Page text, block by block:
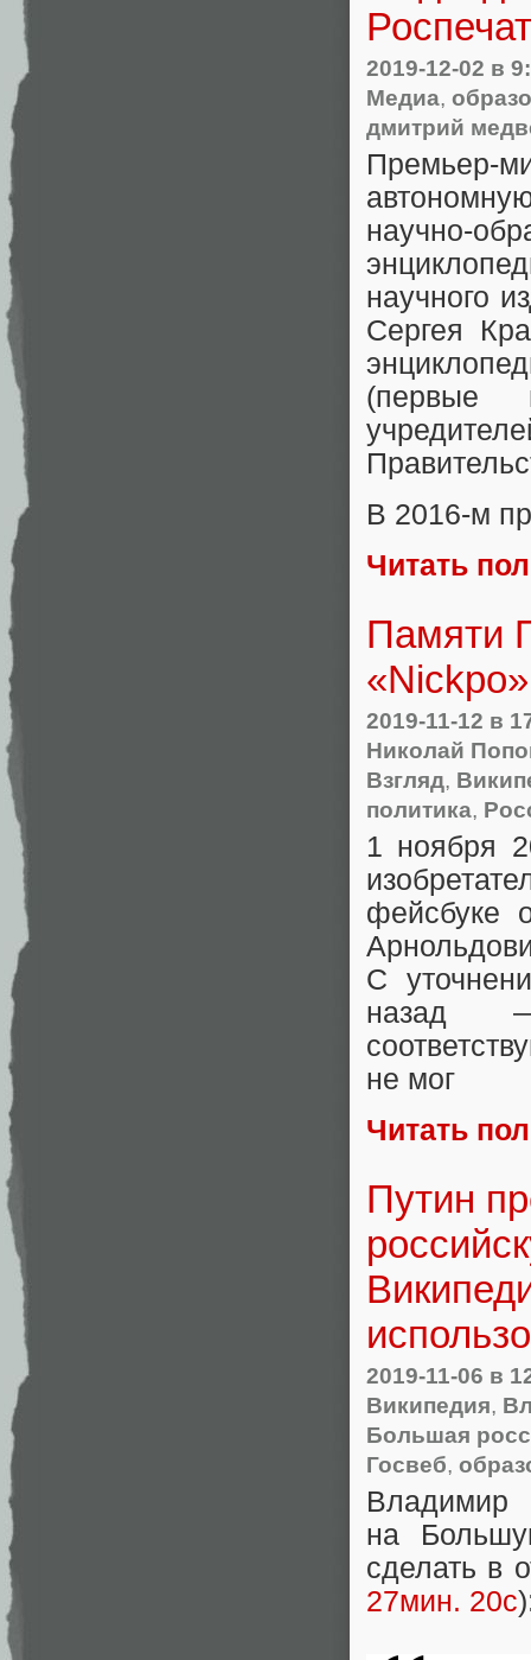
2019-12-02 в
Медиа,
дмитрий
Премьер-
научно-
научного
Сергея
(первые
В 2016-м
Читать
Памяти
«Nickpo»
2019-11-12 в
Николай
Взгляд,
политика,
1 ноября
фейсбуке
С
назад —
не мог
Читать
Путин
2019-11-06 в
Википедия,
Большая
Госвеб,
Владимир
на
сделать в
27мин. 20с